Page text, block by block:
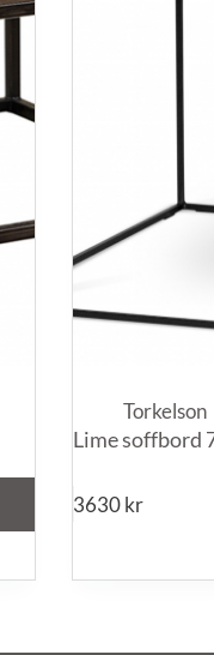
Torkelson
Lime soffbord
3630kr